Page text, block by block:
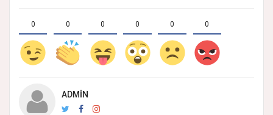
0 0 0 0 0 0
ADMIN